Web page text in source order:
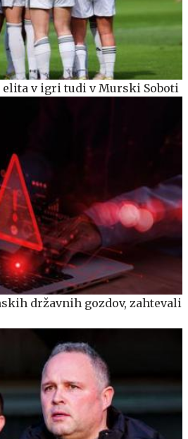
elita v igri tudi v Murski Soboti
državnih gozdov, zahtevali